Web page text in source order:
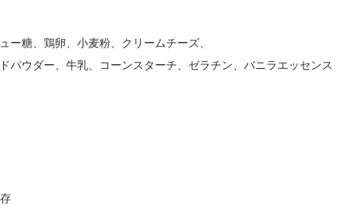
ー糖、鶏卵、小麦粉、クリームチーズ、
パウダー、牛乳、コーンスターチ、ゼラチン、バニラエッセンス